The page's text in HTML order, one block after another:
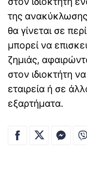
της
θα γίνεται σε
μπορεί να
ζημιάς,
στον ιδιοκτήτη
εταιρεία ή σε
εξαρτήματα.